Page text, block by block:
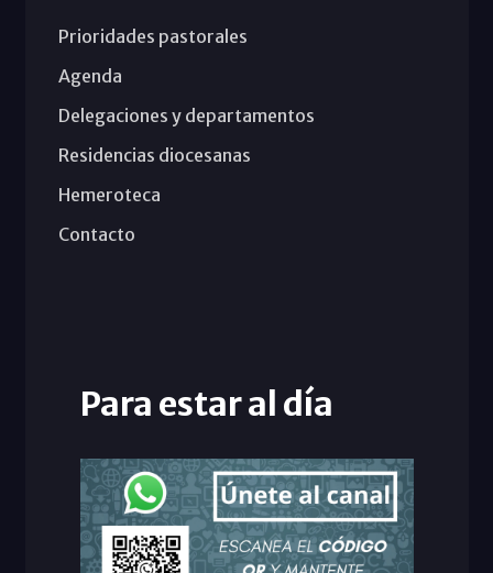
Prioridades pastorales
Agenda
Delegaciones y departamentos
Residencias diocesanas
Hemeroteca
Contacto
Para estar al día